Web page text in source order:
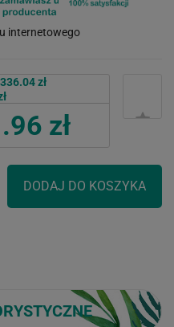
336.04 zł
zł